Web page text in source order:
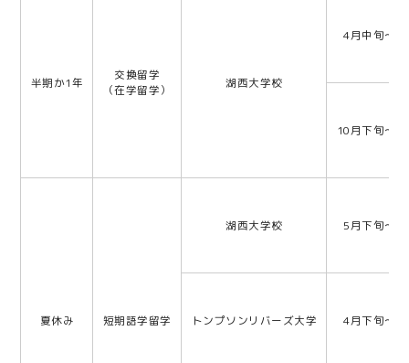
半期か1年
交換留学
（在学留学）
湖西大学校
4月中旬～4
10月下旬～
夏休み 短期語学留学
湖西大学校 5月下旬～6
トンプソンリバーズ大学 4月下旬～5